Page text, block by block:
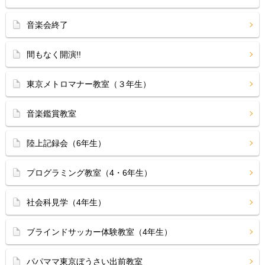
音楽会終了
間もなく開演!!
東京メトロマナー教室（３年生）
音楽鑑賞教室
陸上記録会（6年生）
プログラミング教室（4・6年生）
社会科見学（4年生）
ブラインドサッカー体験教室（4年生）
パパママ東京ぼうさい出前教室